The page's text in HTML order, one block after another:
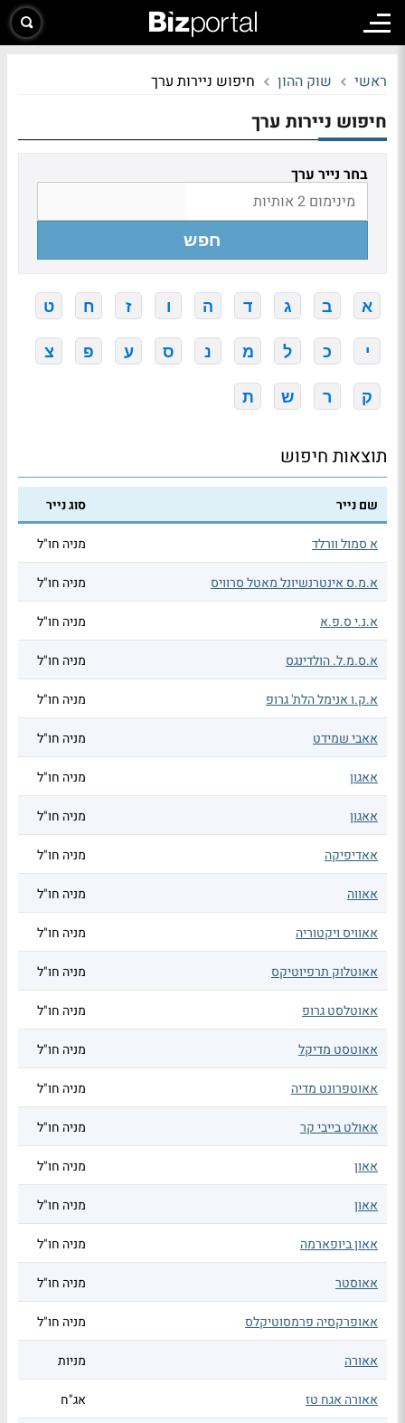
ראשי שוק ההון חיפוש ניירות ערך
חיפוש ניירות ערך
בחר נייר ערך
חפש
א ב ג ד ה ו ז ח ט
י כ ל מ נ ס ע פ צ
ק ר ש ת
תוצאות חיפוש
שם נייר סוג נייר
א סמול וורלד מניה חו"ל
א.מ.ס אינטרנשיונל מאטל סרוויס מניה חו"ל
א.נ.י ס.פ.א מניה חו"ל
א.ס.מ.ל. הולדינגס מניה חו"ל
א.ק.ו אנימל הלת' גרופ מניה חו"ל
אאבי שמידט מניה חו"ל
אאגון מניה חו"ל
אאגון מניה חו"ל
אאדיפיקה מניה חו"ל
אאווה מניה חו"ל
אאוויס ויקטוריה מניה חו"ל
אאוטלוק תרפיוטיקס מניה חו"ל
אאוטלסט גרופ מניה חו"ל
אאוטסט מדיקל מניה חו"ל
אאוטפרונט מדיה מניה חו"ל
אאולט בייבי קר מניה חו"ל
אאון מניה חו"ל
אאון מניה חו"ל
אאון ביופארמה מניה חו"ל
אאוסטר מניה חו"ל
אאופרקסיה פרמסוטיקלס מניה חו"ל
אאורה מניות
אאורה אגח טז אג"ח